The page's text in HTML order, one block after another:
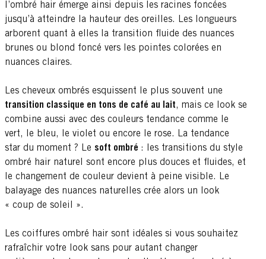
l’ombré hair émerge ainsi depuis les racines foncées
jusqu’à atteindre la hauteur des oreilles. Les longueurs
arborent quant à elles la transition fluide des nuances
brunes ou blond foncé vers les pointes colorées en
nuances claires.
Les cheveux ombrés esquissent le plus souvent une
transition classique en tons de café au lait, mais ce look se
combine aussi avec des couleurs tendance comme le
vert, le bleu, le violet ou encore le rose. La tendance
star du moment ? Le soft ombré : les transitions du style
ombré hair naturel sont encore plus douces et fluides, et
le changement de couleur devient à peine visible. Le
balayage des nuances naturelles crée alors un look
« coup de soleil ».
Les coiffures ombré hair sont idéales si vous souhaitez
rafraîchir votre look sans pour autant changer